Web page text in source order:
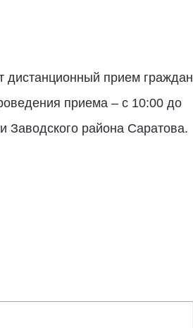
дистанционный прием граждан
приема – с 10:00 до
Заводского района Саратова.